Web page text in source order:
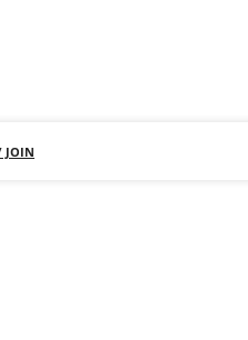
JOIN